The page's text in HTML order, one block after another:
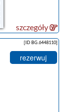
szczegóły
[ID BG.6448110]
rezerwuj